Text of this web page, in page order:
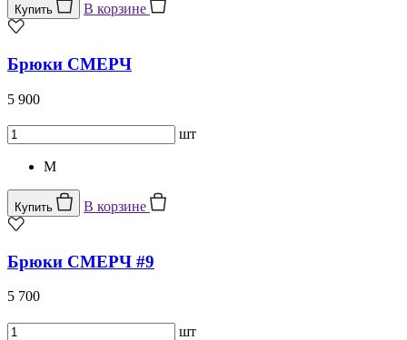
Купить В корзине
Брюки СМЕРЧ
5 900
шт
M
Купить В корзине
Брюки СМЕРЧ #9
5 700
шт